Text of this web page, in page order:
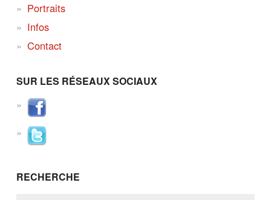
Portraits
Infos
Contact
SUR LES RÉSEAUX SOCIAUX
RECHERCHE